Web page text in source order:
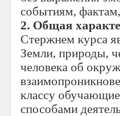
событиям,
2. Общая
Стержнем курса
Земли, природы,
человека об
классу
способами